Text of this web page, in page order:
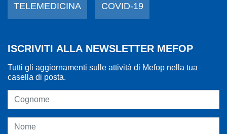
TELEMEDICINA COVID-19
ISCRIVITI ALLA NEWSLETTER MEFOP
Tutti gli aggiornamenti sulle attività di Mefop nella tua
casella di posta.